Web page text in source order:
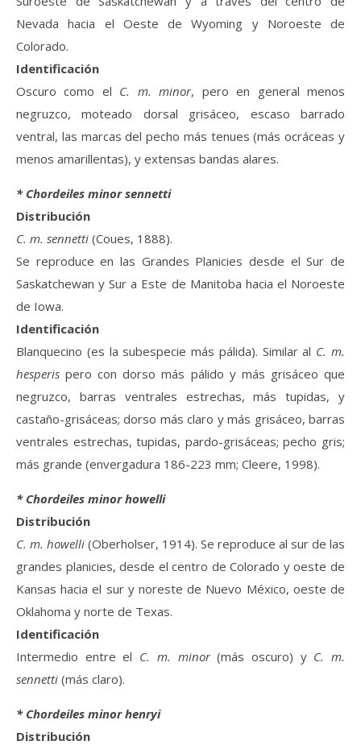
Nevada hacia el Oeste de Wyoming y Noroeste de
Colorado.
Identificación
Oscuro como el C. m. minor, pero en general menos
negruzco, moteado dorsal grisáceo, escaso barrado
ventral, las marcas del pecho más tenues (más ocráceas y
menos amarillentas), y extensas bandas alares.
* Chordeiles minor sennetti
Distribución
C. m. sennetti (Coues, 1888).
Se reproduce en las Grandes Planicies desde el Sur de
Saskatchewan y Sur a Este de Manitoba hacia el Noroeste
de Iowa.
Identificación
Blanquecino (es la subespecie más pálida). Similar al C. m.
hesperis pero con dorso más pálido y más grisáceo que
negruzco, barras ventrales estrechas, más tupidas, y
castaño-grisáceas; dorso más claro y más grisáceo, barras
ventrales estrechas, tupidas, pardo-grisáceas; pecho gris;
más grande (envergadura 186-223 mm; Cleere, 1998).
* Chordeiles minor howelli
Distribución
C. m. howelli (Oberholser, 1914). Se reproduce al sur de las
grandes planicies, desde el centro de Colorado y oeste de
Kansas hacia el sur y noreste de Nuevo México, oeste de
Oklahoma y norte de Texas.
Identificación
Intermedio entre el C. m. minor(más oscuro) y C. m.
sennetti (más claro).
* Chordeiles minor henryi
Distribución